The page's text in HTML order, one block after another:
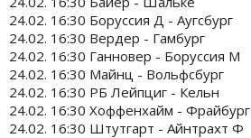
24.02. 16:30 Боруссия Д - Аугсбург
24.02. 16:30 Вердер - Гамбург
24.02. 16:30 Ганновер - Боруссия М
24.02. 16:30 Майнц - Вольфсбург
24.02. 16:30 РБ Лейпциг - Кельн
24.02. 16:30 Хоффенхайм - Фрайбург
24.02. 16:30 Штутгарт - Айнтрахт Ф